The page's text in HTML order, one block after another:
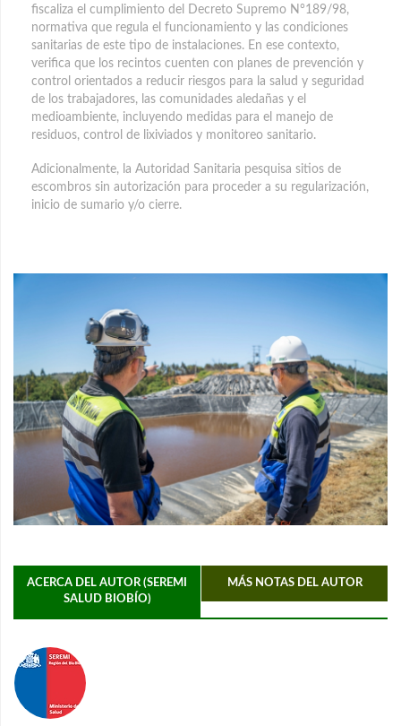
fiscaliza el cumplimiento del Decreto Supremo N°189/98,
normativa que regula el funcionamiento y las condiciones
sanitarias de este tipo de instalaciones. En ese contexto,
verifica que los recintos cuenten con planes de prevención y
control orientados a reducir riesgos para la salud y seguridad
de los trabajadores, las comunidades aledañas y el
medioambiente, incluyendo medidas para el manejo de
residuos, control de lixiviados y monitoreo sanitario.
Adicionalmente, la Autoridad Sanitaria pesquisa sitios de
escombros sin autorización para proceder a su regularización,
inicio de sumario y/o cierre.
ACERCA DEL AUTOR (SEREMI
SALUD BIOBÍO)
MÁS NOTAS DEL AUTOR